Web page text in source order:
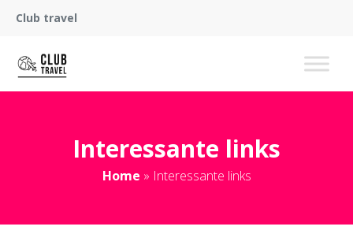
Club travel
Interessante links
Home » Interessante links